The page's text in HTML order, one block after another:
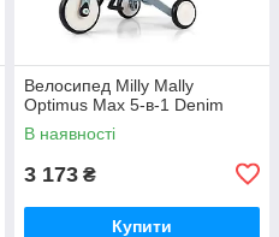
Велосипед Milly Mally
Optimus Max 5-в-1 Denim
В наявності
3 173 ₴
Купити